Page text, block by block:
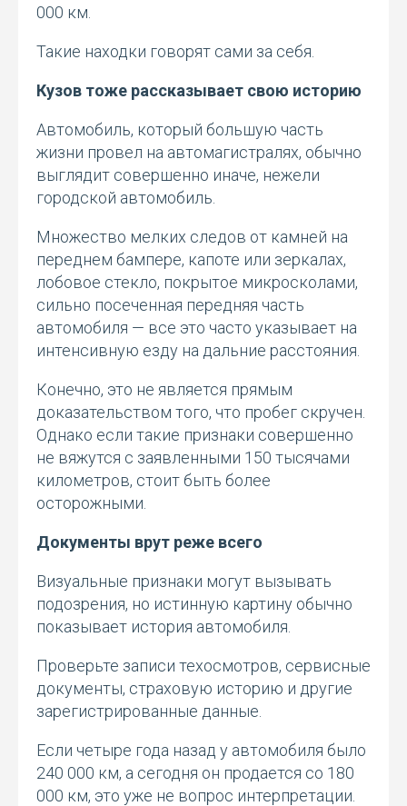
000 км.
Такие находки говорят сами за себя.
Кузов тоже рассказывает свою историю
Автомобиль, который большую часть
жизни провел на автомагистралях, обычно
выглядит совершенно иначе, нежели
городской автомобиль.
Множество мелких следов от камней на
переднем бампере, капоте или зеркалах,
лобовое стекло, покрытое микросколами,
сильно посеченная передняя часть
автомобиля — все это часто указывает на
интенсивную езду на дальние расстояния.
Конечно, это не является прямым
доказательством того, что пробег скручен.
Однако если такие признаки совершенно
не вяжутся с заявленными 150 тысячами
километров, стоит быть более
осторожными.
Документы врут реже всего
Визуальные признаки могут вызывать
подозрения, но истинную картину обычно
показывает история автомобиля.
Проверьте записи техосмотров, сервисные
документы, страховую историю и другие
зарегистрированные данные.
Если четыре года назад у автомобиля было
240 000 км, а сегодня он продается со 180
000 км, это уже не вопрос интерпретации.